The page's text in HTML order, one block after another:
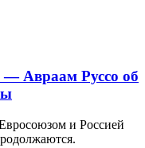
Авраам Руссо об
и Россией